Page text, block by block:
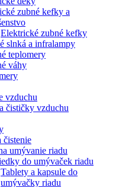
zubné kefky a
Elektrické zubné kefky
slnká a infralampy
teplomery
váhy
vzduchu
čističky vzduchu
čistenie
umývanie riadu
do umývaček riadu
Tablety a kapsule do
umývačky riadu